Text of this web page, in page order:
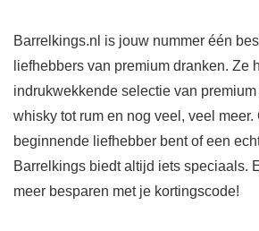
Barrelkings.nl is jouw nummer één
liefhebbers van premium dranken. Ze
indrukwekkende selectie van
whisky tot rum en nog veel, veel meer.
beginnende liefhebber bent of een
Barrelkings biedt altijd iets speciaals.
meer besparen met je kortingscode!